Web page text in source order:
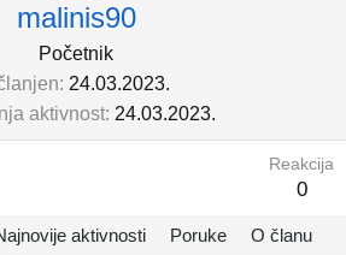
malinis90
Početnik
24.03.2023.
aktivnost 24.03.2023.
Reakcija
0
aktivnosti Poruke O članu